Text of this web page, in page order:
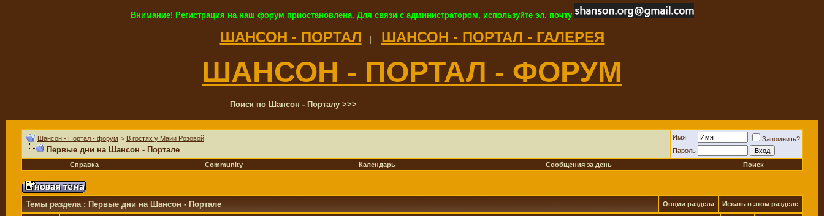
Внимание! Регистрация на наш форум приостановлена. Для связи с администратором, используйте эл. почту
ШАНСОН - ПОРТАЛ ШАНСОН - ПОРТАЛ - ГАЛЕРЕЯ
ШАНСОН - ПОРТАЛ - ФОРУМ
Поиск по Шансон - Порталу >>>
Шансон - Портал - форум > В гостях у Майи Розовой
Первые дни на Шансон - Портале
Имя
Запомнить?
Пароль
Справка
Community Календарь Сообщения за день Поиск
Темы раздела: Первые дни на Шансон - Портале Опции раздела Искать в этом разделе